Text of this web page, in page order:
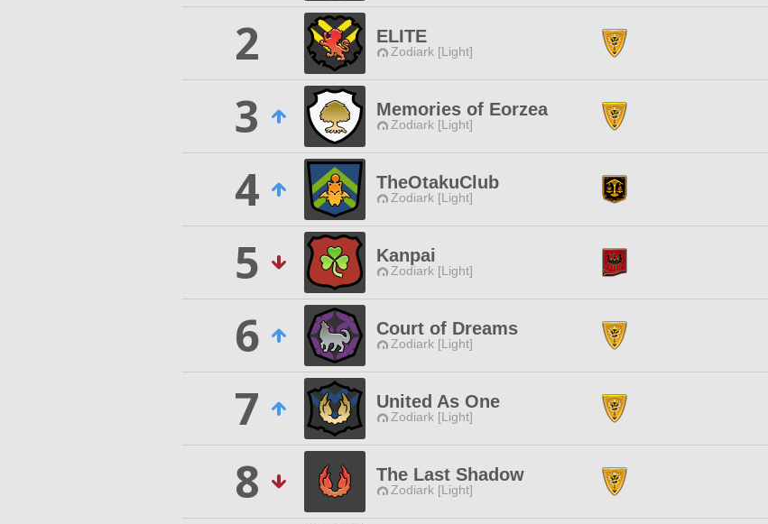
2
ELITE
Zodiark [Light]
3
Memories of Eorzea
Zodiark [Light]
4
TheOtakuClub
Zodiark [Light]
5
Kanpai
Zodiark [Light]
6
Court of Dreams
Zodiark [Light]
7
United As One
Zodiark [Light]
8
The Last Shadow
Zodiark [Light]